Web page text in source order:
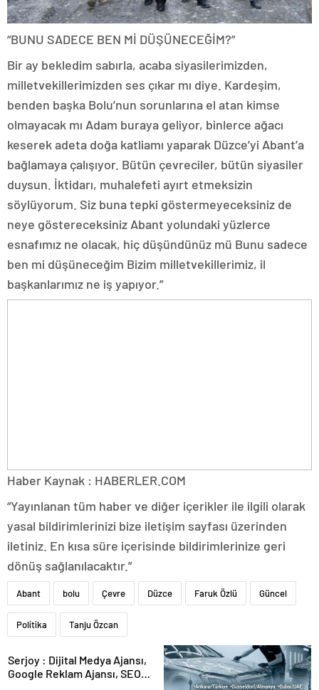
“BUNU SADECE BEN Mİ DÜŞÜNECEĞİM?”
Bir ay bekledim sabırla, acaba siyasilerimizden,
milletvekillerimizden ses çıkar mı diye. Kardeşim,
benden başka Bolu’nun sorunlarına el atan kimse
olmayacak mı Adam buraya geliyor, binlerce ağacı
keserek adeta doğa katliamı yaparak Düzce’yi Abant’a
bağlamaya çalışıyor. Bütün çevreciler, bütün siyasiler
duysun. İktidarı, muhalefeti ayırt etmeksizin
söylüyorum. Siz buna tepki göstermeyeceksiniz de
neye göstereceksiniz Abant yolundaki yüzlerce
esnafımız ne olacak, hiç düşündünüz mü Bunu sadece
ben mi düşüneceğim Bizim milletvekillerimiz, il
başkanlarımız ne iş yapıyor.”
Haber Kaynak : HABERLER.COM
“Yayınlanan tüm haber ve diğer içerikler ile ilgili olarak
yasal bildirimlerinizi bize iletişim sayfası üzerinden
iletiniz. En kısa süre içerisinde bildirimlerinize geri
dönüş sağlanılacaktır.”
Abant bolu Çevre Düzce Faruk Özlü Güncel
Politika Tanju Özcan
Serjoy : Dijital Medya Ajansı,
Google Reklam Ajansı, SEO